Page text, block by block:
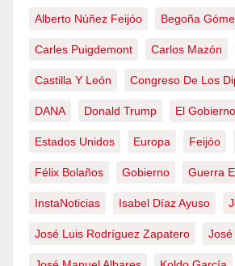
Alberto Núñez Feijóo Begoña
Carles Puigdemont Carlos Mazón
Castilla Y León Congreso De Los
DANA Donald Trump El Gobierno
Estados Unidos Europa Feijóo
Félix Bolaños Gobierno Guerra
InstaNoticias Isabel Díaz Ayuso
José Luis Rodríguez Zapatero José